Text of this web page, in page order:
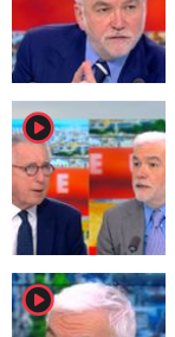
player2
player2